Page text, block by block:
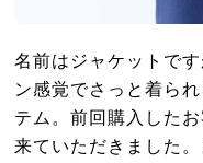
名前はジャケットで
ン感覚でさっと着ら
テム。前回購入した
来ていただきました